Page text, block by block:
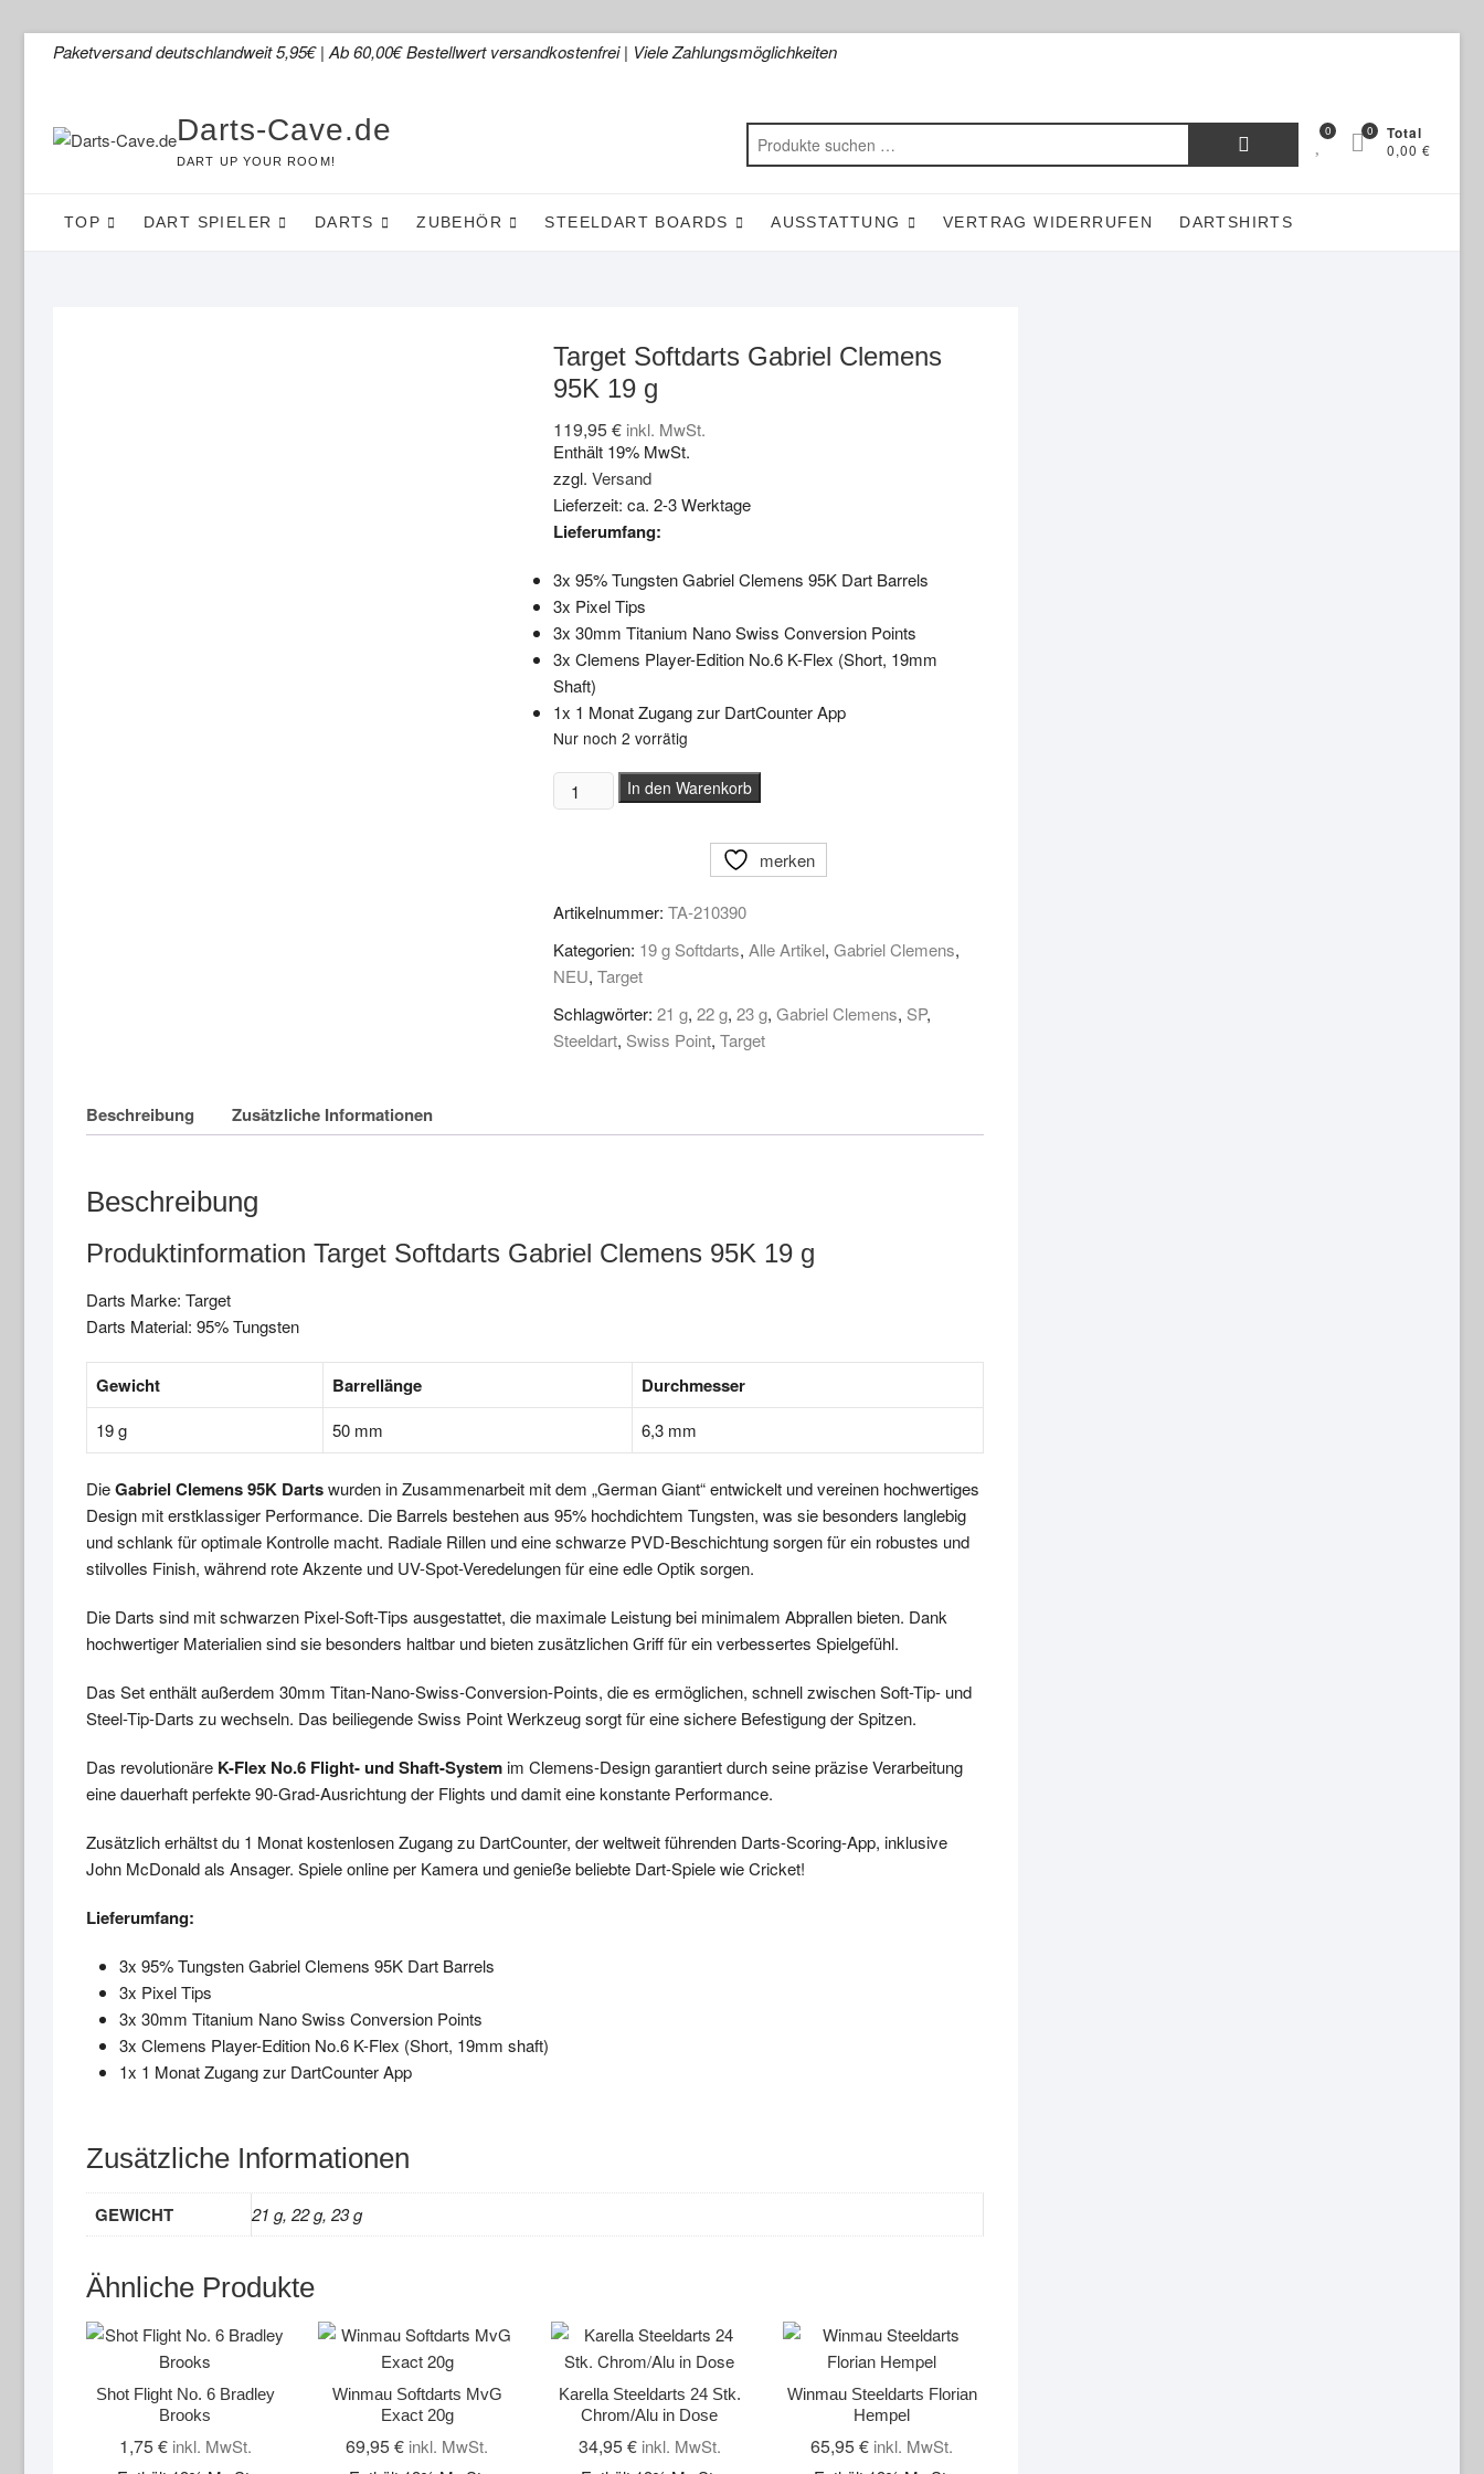
Paketversand deutschlandweit 5,95€ | Ab 60,00€ Bestellwert versandkostenfrei | Viele Zahlungsmöglichkeiten
Darts-Cave.de
DART UP YOUR ROOM!
Suchen
0 Total
0,00 €
0
TOP DART SPIELER DARTS ZUBEHÖR STEELDART BOARDS AUSSTATTUNG VERTRAG WIDERRUFEN DARTSHIRTS
Target Softdarts Gabriel Clemens
95K 19 g
119,95€ inkl. MwSt.
Enthält 19% MwSt.
zzgl.Versand
Lieferzeit: ca. 2-3 Werktage
Lieferumfang:
3x 95% Tungsten Gabriel Clemens 95K Dart Barrels
3x Pixel Tips
3x 30mm Titanium Nano Swiss Conversion Points
3x Clemens Player-Edition No.6 K-Flex (Short, 19mm
Shaft)
1x 1 Monat Zugang zur DartCounter App
Nur noch 2 vorrätig
Target
Softdarts
19
g
Menge
In den Warenkorb
merken
Artikelnummer:TA-210390
Kategorien: 19 g Softdarts,Alle Artikel,Gabriel Clemens,
NEU,Target
Schlagwörter:21 g,22 g,23 g,Gabriel Clemens, SP,
Steeldart, Swiss Point,Target
Beschreibung Zusätzliche Informationen
Beschreibung
Produktinformation Target Softdarts Gabriel Clemens 95K 19 g
Darts Marke: Target
Darts Material: 95% Tungsten
Gewicht Barrellänge Durchmesser
19 g 50 mm 6,3 mm
DieGabriel Clemens 95K Dartswurden in Zusammenarbeit mit dem „German Giant“ entwickelt und vereinen hochwertiges
Design mit erstklassiger Performance. Die Barrels bestehen aus 95% hochdichtem Tungsten, was sie besonders langlebig
und schlank für optimale Kontrolle macht. Radiale Rillen und eine schwarze PVD-Beschichtung sorgen für ein robustes und
stilvolles Finish, während rote Akzente und UV-Spot-Veredelungen für eine edle Optik sorgen.
Die Darts sind mit schwarzen Pixel-Soft-Tips ausgestattet, die maximale Leistung bei minimalem Abprallen bieten. Dank
hochwertiger Materialien sind sie besonders haltbar und bieten zusätzlichen Griff für ein verbessertes Spielgefühl.
Das Set enthält außerdem 30mm Titan-Nano-Swiss-Conversion-Points, die es ermöglichen, schnell zwischen Soft-Tip- und
Steel-Tip-Darts zu wechseln. Das beiliegende Swiss Point Werkzeug sorgt für eine sichere Befestigung der Spitzen.
Das revolutionäre K-Flex No.6 Flight- und Shaft-Systemim Clemens-Design garantiert durch seine präzise Verarbeitung
eine dauerhaft perfekte 90-Grad-Ausrichtung der Flights und damit eine konstante Performance.
Zusätzlich erhältst du 1 Monat kostenlosen Zugang zu DartCounter, der weltweit führenden Darts-Scoring-App, inklusive
John McDonald als Ansager. Spiele online per Kamera und genieße beliebte Dart-Spiele wie Cricket!
Lieferumfang:
3x 95% Tungsten Gabriel Clemens 95K Dart Barrels
3x Pixel Tips
3x 30mm Titanium Nano Swiss Conversion Points
3x Clemens Player-Edition No.6 K-Flex (Short, 19mm shaft)
1x 1 Monat Zugang zur DartCounter App
Zusätzliche Informationen
GEWICHT 21 g, 22 g, 23 g
Ähnliche Produkte
Shot Flight No. 6 Bradley
Brooks
1,75€ inkl. MwSt.
Winmau Softdarts MvG
Exact 20g
69,95€ inkl. MwSt.
Karella Steeldarts 24 Stk.
Chrom/Alu in Dose
34,95€ inkl. MwSt.
Winmau Steeldarts Florian
Hempel
65,95€ inkl. MwSt.